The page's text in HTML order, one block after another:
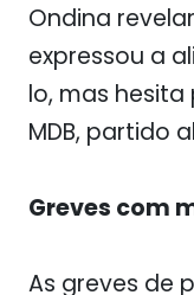
Ondina
expressou a
lo, mas
MDB, partido
Greves com
As greves de